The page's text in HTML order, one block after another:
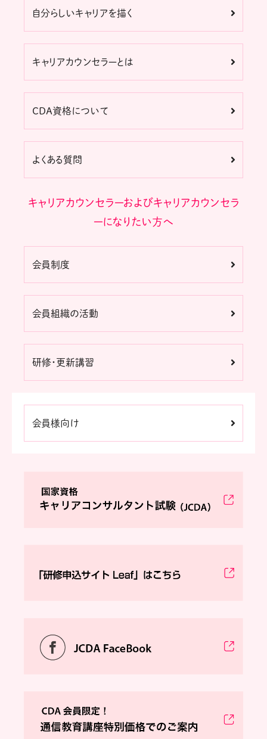
自分らしいキャリアを描く
キャリアカウンセラーとは
CDA資格について
よくある質問
キャリアカウンセラーおよびキャリアカウンセラ
ーになりたい方へ
会員制度
会員組織の活動
研修・更新講習
会員様向け